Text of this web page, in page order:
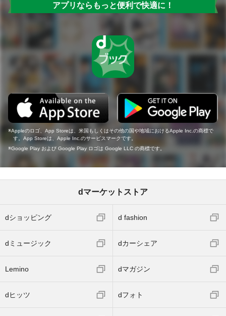
アプリならもっと便利で快適に！
Appleのロゴ、App Storeは、米国もしくはその他の国や地域におけるApple Inc.の商標で
す。App Storeは、Apple Inc.のサービスマークです。
Google Play および Google Play ロゴは Google LLC の商標です。
dマーケットストア
dショッピング d fashion
dミュージック dカーシェア
Lemino dマガジン
dヒッツ dフォト